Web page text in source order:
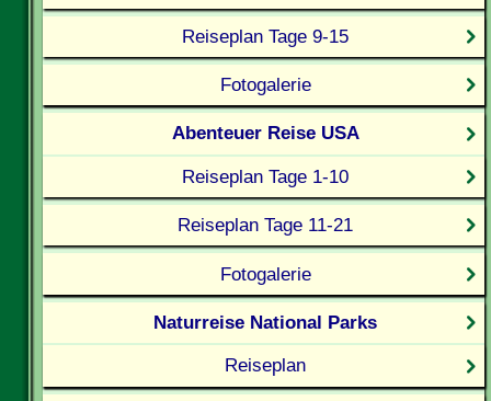
Reiseplan Tage 9-15
Fotogalerie
Abenteuer Reise USA
Reiseplan Tage 1-10
Reiseplan Tage 11-21
Fotogalerie
Naturreise National Parks
Reiseplan